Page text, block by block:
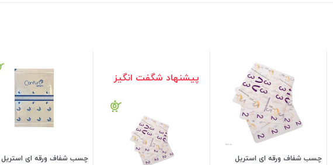
چسب شفاف ورقه ای استریل
پیشنهاد شگفت انگیز
چسب شفاف ورقه ای استریل